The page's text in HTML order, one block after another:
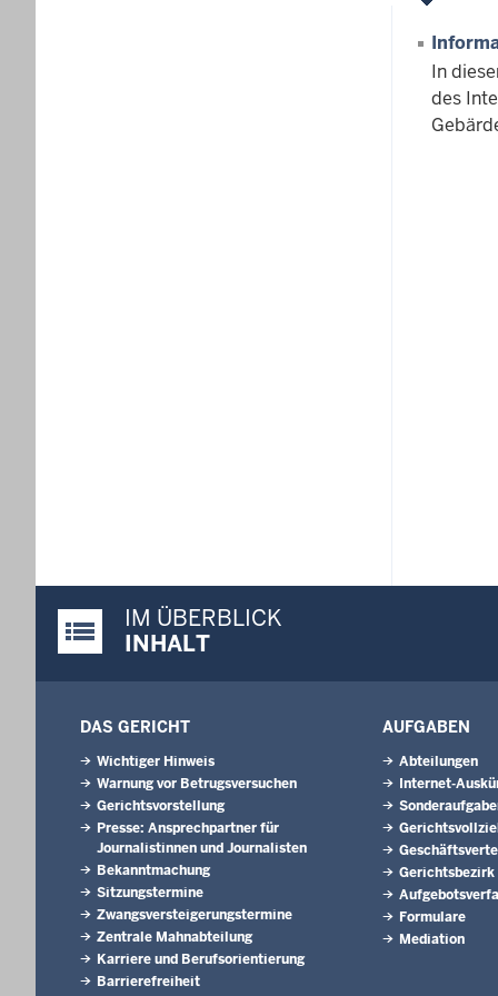
In
des
Justiz-Portal im Überblick:
IM ÜBERBLICK
INHALT
DAS GERICHT
Wichtiger Hinweis
Warnung vor Betrugsversuchen
Gerichtsvorstellung
Presse: Ansprechpartner für
Journalistinnen und Journalisten
Bekanntmachung
Sitzungstermine
Zwangsversteigerungs­termine
Zentrale Mahnabteilung
Karriere und Berufsorientierung
Barrierefreiheit
AUFGABEN
Abteilungen
Internet-
Gerichtsbezirk
Formulare
Mediation